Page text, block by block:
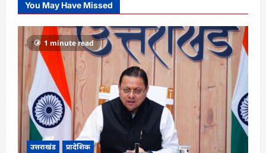
You May Have Missed
1 minute read
उत्तराखंड प्रादेशिक